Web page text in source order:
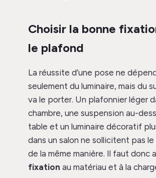
Choisir la bonne
le plafond
La réussite d’une pose ne
seulement du luminaire, mais du
va le porter. Un plafonnier léger
chambre, une suspension au-
table et un luminaire décoratif
dans un salon ne sollicitent pas
de la même manière. Il faut donc
fixation au matériau et à la